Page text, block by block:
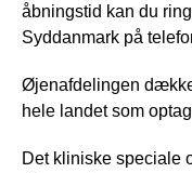
åbningstid kan du
Syddanmark på
Øjenafdelingen
hele landet som
Det kliniske speciale